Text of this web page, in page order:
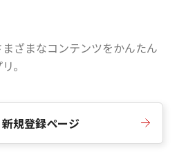
ざまなコンテンツをかんたん
。
規登録ページ